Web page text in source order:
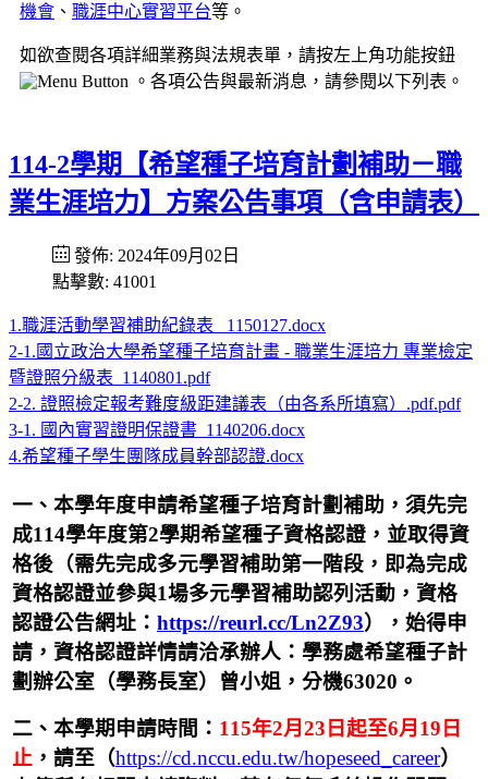
機會 、 職涯中心實習平台等。
如欲查閱各項詳細業務與法規表單，請按左上角功能按鈕
。各項公告與最新消息，請參閱以下列表。
114-2學期【希望種子培育計劃補助－職
業生涯培力】方案公告事項（含申請表）
發佈: 2024年09月02日
點擊數: 41001
1.職涯活動學習補助紀錄表 _1150127.docx
2-1.國立政治大學希望種子培育計畫 - 職業生涯培力 專業檢定
暨證照分級表_1140801.pdf
2-2. 證照檢定報考難度級距建議表（由各系所填寫）.pdf.pdf
3-1. 國內實習證明保證書_1140206.docx
4.希望種子學生團隊成員幹部認證.docx
一、本學年度申請希望種子培育計劃補助，須先完
成114學年度第2學期希望種子資格認證，並取得資
格後（需先完成多元學習補助第一階段，即為完成
資格認證並參與1場多元學習補助認列活動，資格
認證公告網址： https://reurl.cc/Ln2Z93）
，始得申
請，資格認證詳情請洽承辦人：學務處希望種子計
劃辦公室（學務長室）曾小姐，分機63020。
二、本學期申請時間： 115年2月23日起至6月19日
止 ， 請至（https://cd.nccu.edu.tw/hopeseed_career）